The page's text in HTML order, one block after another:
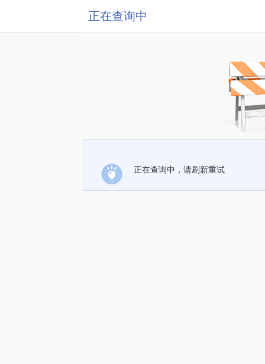
正在查询中
正在查询中，请刷新重试